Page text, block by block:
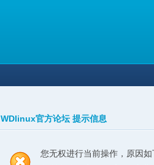
WDlinux官方论坛 提示信息
您无权进行当前操作，原因如